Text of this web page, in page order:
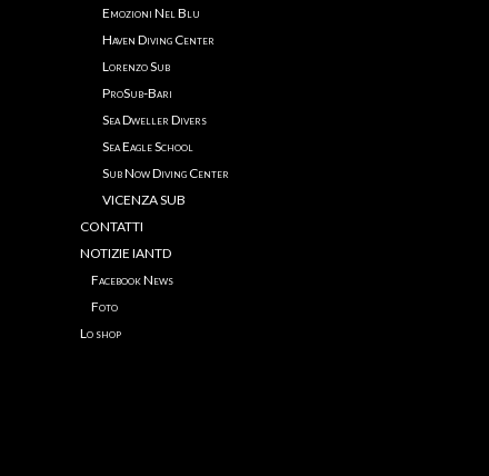
Emozioni Nel Blu
Haven Diving Center
Lorenzo Sub
ProSub-Bari
Sea Dweller Divers
Sea Eagle School
Sub Now Diving Center
VICENZA SUB
CONTATTI
NOTIZIE IANTD
Facebook News
Foto
Lo shop